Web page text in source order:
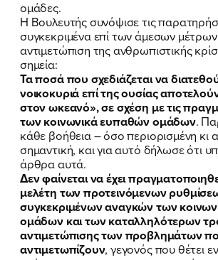
ομάδες.
Η Βουλευτής συνόψισε τις
συγκεκριμένα επί των άμεσων μέτρων
αντιμετώπιση της ανθρωπιστικής
σημεία:
Τα ποσά που σχεδιάζεται να
νοικοκυριά επί της ουσίας
στον ωκεανό», σε σχέση με τις
των κοινωνικά ευπαθών ομάδων.
κάθε βοήθεια – όσο περιορισμένη κι
σημαντική, και για αυτό δήλωσε ότι
άρθρα αυτά.
Δεν φαίνεται να έχει
μελέτη των προτεινόμενων
συγκεκριμένων αναγκών των
ομάδων και των καταλληλότερων
αντιμετώπισης των προβλημάτων
αντιμετωπίζουν, γεγονός που θέτει